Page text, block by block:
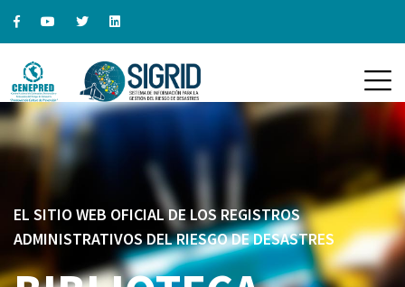
EL SITIO WEB OFICIAL DE LOS REGISTROS
ADMINISTRATIVOS DEL RIESGO DE DESASTRES